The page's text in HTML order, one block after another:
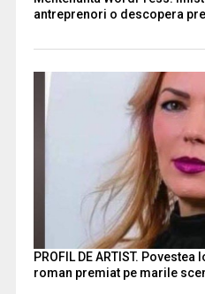
antreprenori o descopera
PROFIL DE ARTIST.
roman premiat pe marile